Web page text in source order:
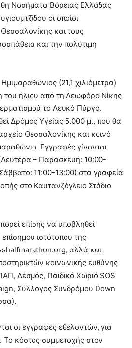
Νοσήματα Βόρειας Ελλάδας
οι οποίοι
και τους
και την πολύτιμη
(21,1 χιλιόμετρα)
του ήλιου από τη Λεωφόρο Νίκης
το Λευκό Πύργο.
Δρόμος Υγείας 5.000 μ., που θα
Θεσσαλονίκης και κοινό
Εγγραφές γίνονται
– Παρασκευή: 10:00-
11:00-13:00) στα γραφεία
στο Καυτανζόγλειο Στάδιο
επίσης να υποβληθεί
ιστότοπου της
αλλά και
κοινωνικής ευθύνης
Δεσμός, Παιδικό Χωριό SOS
Σύλλογος Συνδρόμου Down
οι εγγραφές εθελοντών, για
Το κόστος συμμετοχής στον